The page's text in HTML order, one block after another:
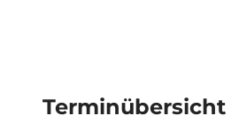
Terminübersicht